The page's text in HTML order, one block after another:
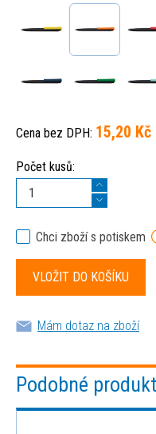
Cena bez DPH: 15,20 Kč
Počet kusů:
Chci zboží s potiskem
Mám dotaz na zboží
Podobné